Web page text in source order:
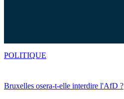
Bruxelles osera-t-elle interdire l'AfD ?
POLITIQUE